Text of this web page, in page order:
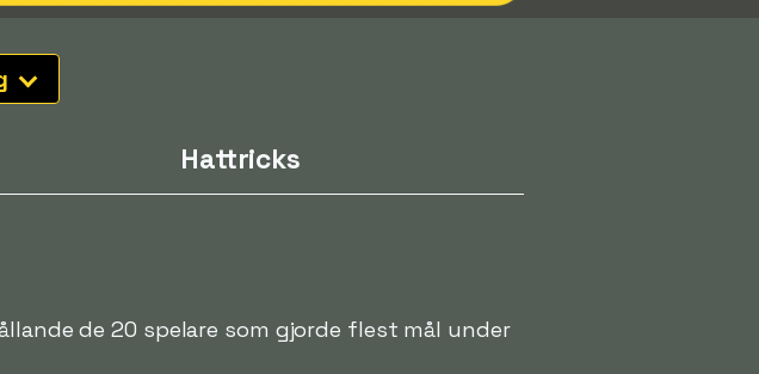
Hattricks
de 20 spelare som gjorde flest mål under